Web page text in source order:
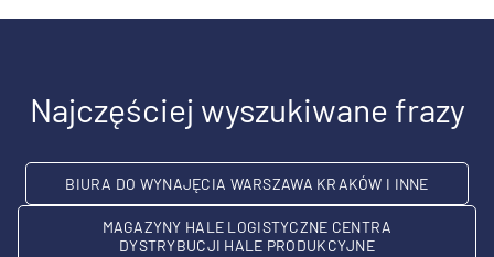
Najczęściej wyszukiwane frazy
BIURA DO WYNAJĘCIA WARSZAWA KRAKÓW I INNE
MAGAZYNY HALE LOGISTYCZNE CENTRA
DYSTRYBUCJI HALE PRODUKCYJNE